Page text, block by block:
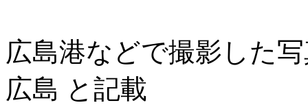
広島港などで撮影した
広島 と記載